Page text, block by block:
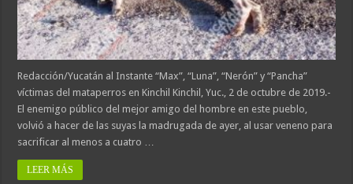
Redacción/Yucatán al Instante “Max”, “Luna”, “Nerón” y “Pancha”
víctimas del mataperros en Kinchil Kinchil, Yuc., 2 de octubre de 2019.-
El enemigo público del mejor amigo del hombre en este pueblo,
volvió a hacer de las suyas la madrugada de ayer, al usar veneno para
sacrificar al menos a cuatro …
LEER MÁS